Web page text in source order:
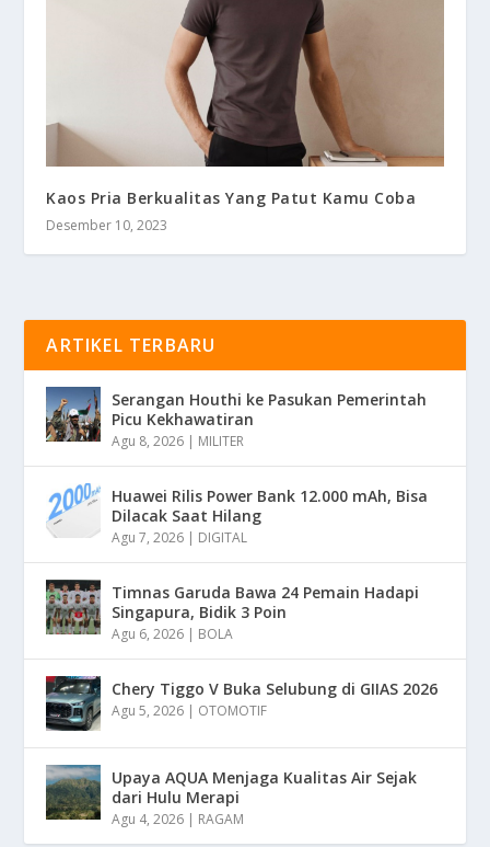
Kaos Pria Berkualitas Yang Patut Kamu Coba
Desember 10, 2023
ARTIKEL TERBARU
Serangan Houthi ke Pasukan Pemerintah
Picu Kekhawatiran
Agu 8, 2026 | MILITER
Huawei Rilis Power Bank 12.000 mAh, Bisa
Dilacak Saat Hilang
Agu 7, 2026 | DIGITAL
Timnas Garuda Bawa 24 Pemain Hadapi
Singapura, Bidik 3 Poin
Agu 6, 2026 | BOLA
Chery Tiggo V Buka Selubung di GIIAS 2026
Agu 5, 2026 | OTOMOTIF
Upaya AQUA Menjaga Kualitas Air Sejak
dari Hulu Merapi
Agu 4, 2026 | RAGAM